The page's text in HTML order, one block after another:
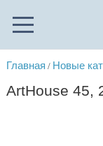
Главная / Новые
ArtHouse 45,